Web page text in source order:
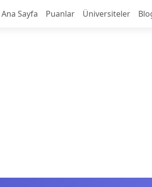
Ana Sayfa Puanlar Üniversiteler